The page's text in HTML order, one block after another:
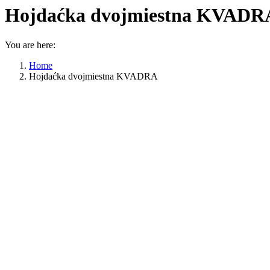
Hojdaćka dvojmiestna
You are here:
Home
Hojdaćka dvojmiestna KVADRA